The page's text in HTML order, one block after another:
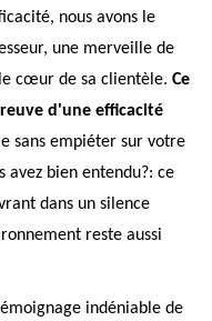
nous avons le
une merveille de
cœur de sa clientèle. Ce
d'une efficacité
sans empiéter sur votre
avez bien entendu?: ce
dans un silence
reste aussi
indéniable de